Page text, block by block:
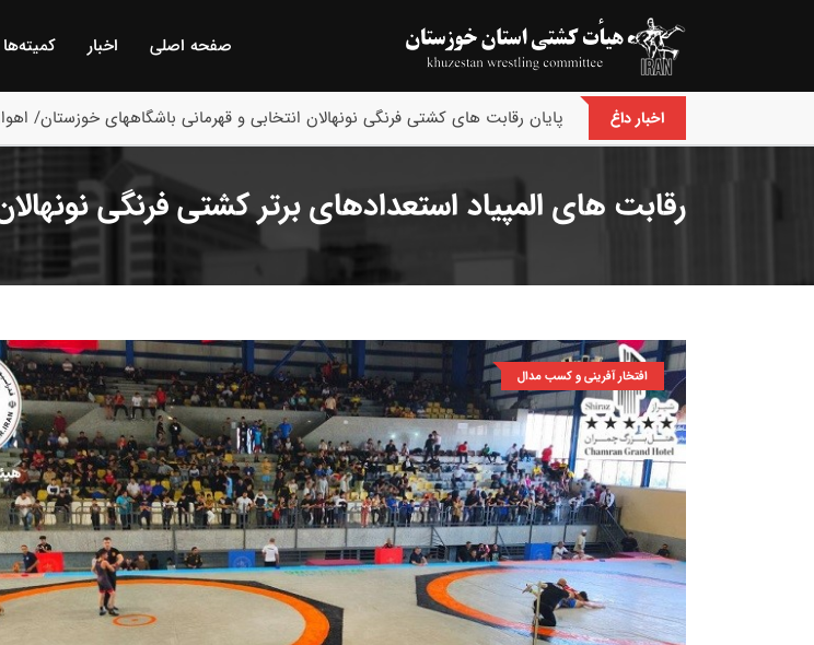
صفحه اصلی اخبار كمیته‌ها
اخبار داغ پایان رقابت های کشتی فرنگی نونهالان انتخابی و قهرمانی باشگاههای خوزستان/
رقابت های المپیاد استعدادهای برتر کشتی فرنگی
افتخار آفرینی و کسب مدال